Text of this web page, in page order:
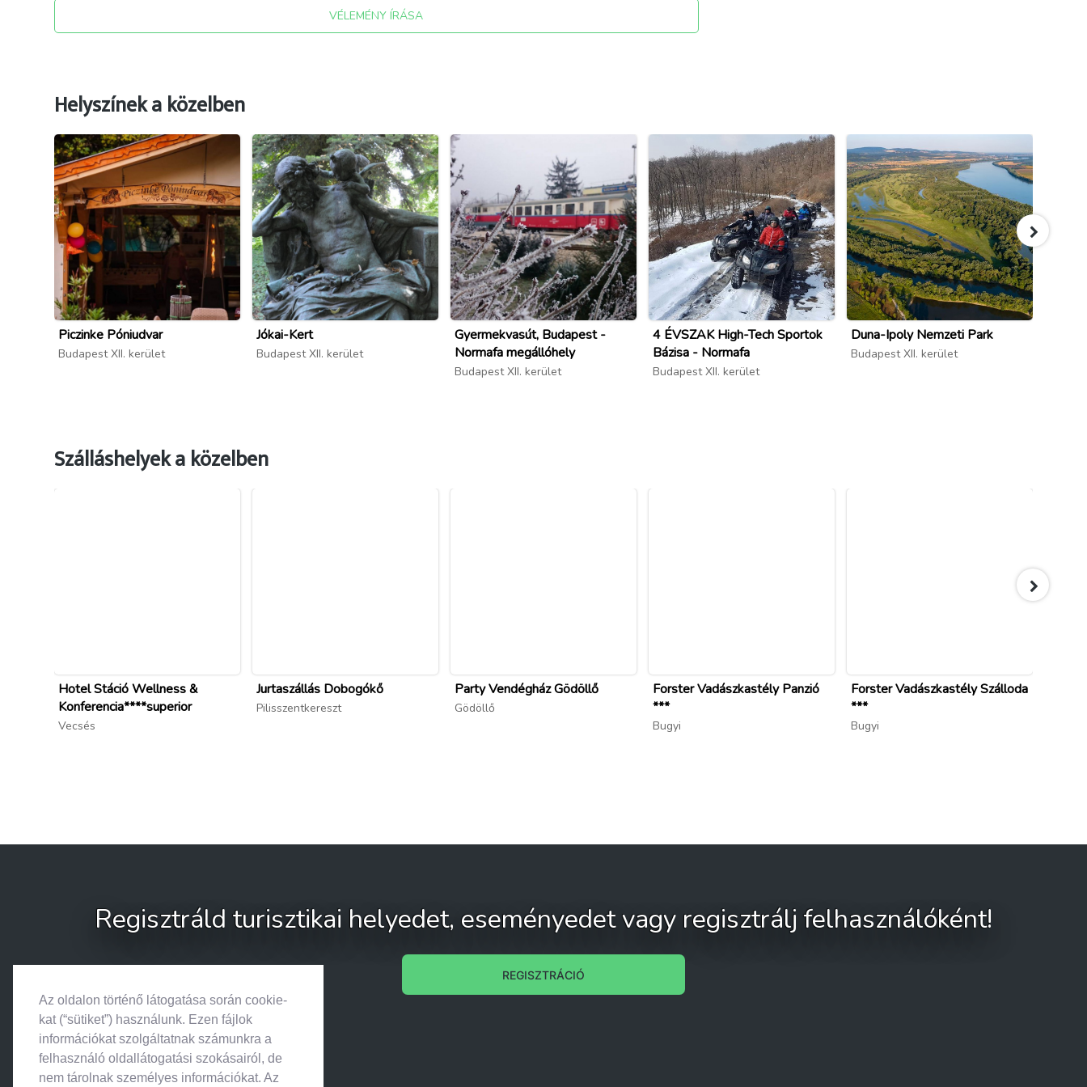
Az oldalon történő látogatása során cookie-
kat (“sütiket”) használunk. Ezen fájlok
információkat szolgáltatnak számunkra a
felhasználó oldallátogatási szokásairól, de
nem tárolnak személyes információkat. Az
VÉLEMÉNY ÍRÁSA
Helyszínek a közelben
Piczinke Póniudvar
Budapest XII. kerület
Jókai-Kert
Budapest XII. kerület
Gyermekvasút, Budapest -
Normafa megállóhely
Budapest XII. kerület
4 ÉVSZAK High-Tech Sportok
Bázisa - Normafa
Budapest XII. kerület
Duna-Ipoly Nemzeti Park
Budapest XII. kerület
Szálláshelyek a közelben
Hotel Stáció Wellness &
Konferencia****superior
Vecsés
Jurtaszállás Dobogókő
Pilisszentkereszt
Party Vendégház Gödöllő
Gödöllő
Forster Vadászkastély Panzió
***
Bugyi
Forster Vadászkastély Szálloda
***
Bugyi
Regisztráld turisztikai helyedet, eseményedet vagy regisztrálj felhasználóként!
REGISZTRÁCIÓ